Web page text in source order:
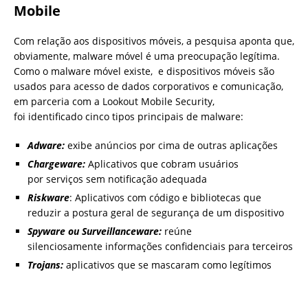
Mobile
Com relação aos dispositivos móveis, a pesquisa aponta que,
obviamente, malware móvel é uma preocupação legítima.
Como o malware móvel existe, e dispositivos móveis são
usados ​​para acesso de dados corporativos e comunicação,
em parceria com a Lookout Mobile Security,
foi identificado cinco tipos principais de malware:
Adware: exibe anúncios por cima de outras aplicações
Chargeware: Aplicativos que cobram usuários
por serviços sem notificação adequada
Riskware: Aplicativos com código e bibliotecas que
reduzir a postura geral de segurança de um dispositivo
Spyware ou Surveillanceware: reúne
silenciosamente informações confidenciais para terceiros
Trojans: aplicativos que se mascaram como legítimos